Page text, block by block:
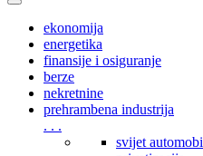
Toggle
navigationekonomija
energetika
finansije i osiguranje
berze
nekretnine
prehrambena industrija
. . .
svijet